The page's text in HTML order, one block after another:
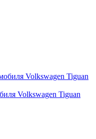
Volkswagen Tiguan